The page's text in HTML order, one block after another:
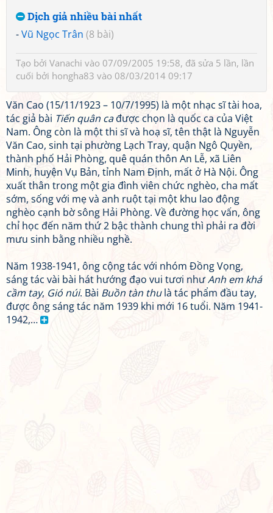
Dịch giả nhiều bài nhất
-Vũ Ngọc Trân (8 bài)
Tạo bởi Vanachi vào 07/09/2005 19:58, đã sửa 5 lần, lần
cuối bởi hongha83 vào 08/03/2014 09:17
Văn Cao (15/11/1923 – 10/7/1995) là một nhạc sĩ tài hoa,
tác giả bài Tiến quân cađược chọn là quốc ca của Việt
Nam. Ông còn là một thi sĩ và hoạ sĩ, tên thật là Nguyễn
Văn Cao, sinh tại phường Lạch Tray, quận Ngô Quyền,
thành phố Hải Phòng, quê quán thôn An Lễ, xã Liên
Minh, huyện Vụ Bản, tỉnh Nam Định, mất ở Hà Nội. Ông
xuất thân trong một gia đình viên chức nghèo, cha mất
sớm, sống với mẹ và anh ruột tại một khu lao động
nghèo cạnh bờ sông Hải Phòng. Về đường học vấn, ông
chỉ học đến năm thứ 2 bậc thành chung thì phải ra đời
mưu sinh bằng nhiều nghề.
Năm 1938-1941, ông cộng tác với nhóm Đồng Vọng,
sáng tác vài bài hát hướng đạo vui tươi nhưAnh em khá
cầm tay, Gió núi. Bài Buồn tàn thulà tác phẩm đầu tay,
được ông sáng tác năm 1939 khi mới 16 tuổi. Năm 1941-
1942,…